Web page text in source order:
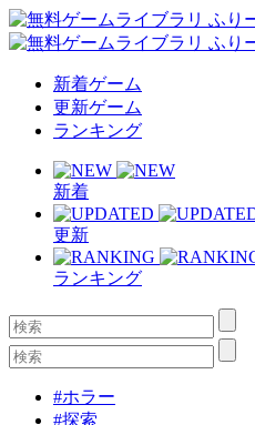
新着ゲーム
更新ゲーム
ランキング
新着
更新
ランキング
#ホラー
#探索